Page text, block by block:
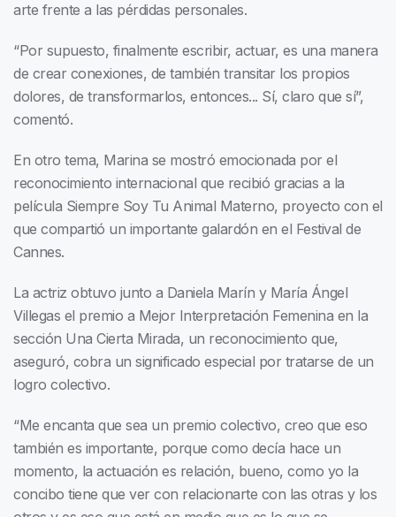
arte frente a las pérdidas personales.
“Por supuesto, finalmente escribir, actuar, es una manera
de crear conexiones, de también transitar los propios
dolores, de transformarlos, entonces... Sí, claro que sí”,
comentó.
En otro tema, Marina se mostró emocionada por el
reconocimiento internacional que recibió gracias a la
película Siempre Soy Tu Animal Materno, proyecto con el
que compartió un importante galardón en el Festival de
Cannes.
La actriz obtuvo junto a Daniela Marín y María Ángel
Villegas el premio a Mejor Interpretación Femenina en la
sección Una Cierta Mirada, un reconocimiento que,
aseguró, cobra un significado especial por tratarse de un
logro colectivo.
“Me encanta que sea un premio colectivo, creo que eso
también es importante, porque como decía hace un
momento, la actuación es relación, bueno, como yo la
concibo tiene que ver con relacionarte con las otras y los